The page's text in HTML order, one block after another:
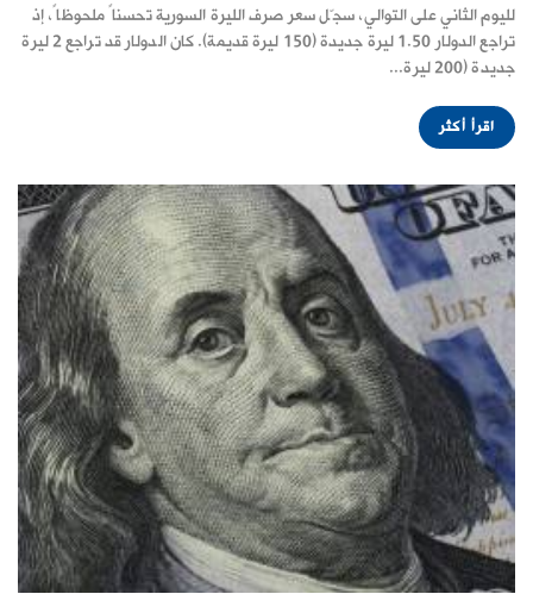
لليوم الثاني على التوالي، سجّل سعر صرف الليرة السورية تحسناً ملحوظاً، إذ
تراجع الدولار 1.50 ليرة جديدة (150 ليرة قديمة). كان الدولار قد تراجع 2 ليرة
جديدة (200 ليرة...
اقرأ أكثر